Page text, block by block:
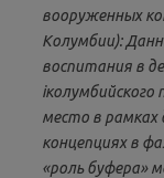
вооруженных
Колумбии):
воспитания в
место в рамках
концепциях в
«роль буфера»